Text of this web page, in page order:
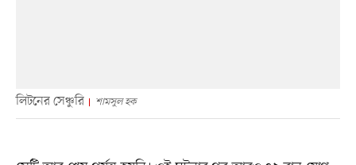
লিটনের সেঞ্চুরি শামসুল হক